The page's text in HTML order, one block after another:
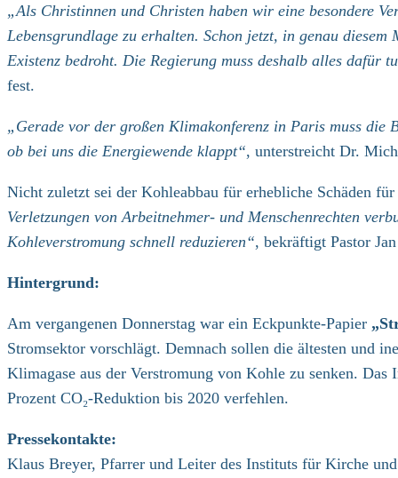
„Als Christinnen und Christen haben wir eine besondere
Lebensgrundlage zu erhalten. Schon jetzt, in genau
Existenz bedroht. Die Regierung muss deshalb alles dafür
fest.
„Gerade vor der großen Klimakonferenz in Paris muss die
ob bei uns die Energiewende klappt“, unterstreicht Dr.
Nicht zuletzt sei der Kohleabbau für erhebliche Schäden
Verletzungen von Arbeitnehmer- und Menschenrechten
Kohleverstromung schnell reduzieren“, bekräftigt Pastor
Hintergrund:
Am vergangenen Donnerstag war ein Eckpunkte-Papier
Stromsektor vorschlägt. Demnach sollen die ältesten und
Klimagase aus der Verstromung von Kohle zu senken.
Prozent CO₂-Reduktion bis 2020 verfehlen.
Pressekontakte:
Klaus Breyer, Pfarrer und Leiter des Instituts für Kirche